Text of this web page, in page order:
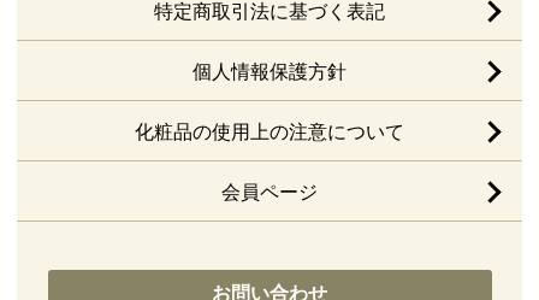
特定商取引法に基づく表記
個人情報保護方針
化粧品の使用上の注意について
会員ページ
お問い合わせ